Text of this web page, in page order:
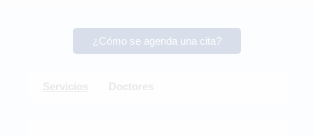
¿Cómo se agenda una cita?